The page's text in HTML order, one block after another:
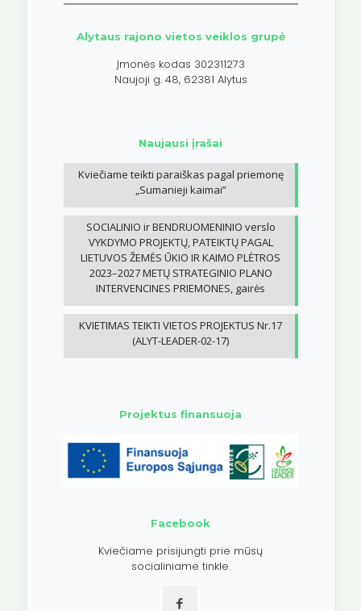
Alytaus rajono vietos veiklos grupė
Įmonės kodas 302311273
Naujoji g. 48, 62381 Alytus
Naujausi įrašai
Kviečiame teikti paraiškas pagal priemonę
„Sumanieji kaimai”
SOCIALINIO ir BENDRUOMENINIO verslo
VYKDYMO PROJEKTŲ, PATEIKTŲ PAGAL
LIETUVOS ŽEMĖS ŪKIO IR KAIMO PLĖTROS
2023–2027 METŲ STRATEGINIO PLANO
INTERVENCINES PRIEMONES, gairės
KVIETIMAS TEIKTI VIETOS PROJEKTUS Nr.17
(ALYT-LEADER-02-17)
Projektus finansuoja
Facebook
Kviečiame prisijungti prie mūsų
socialiniame tinkle.